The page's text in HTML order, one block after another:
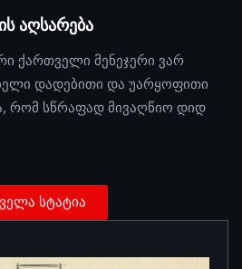
აღსარება
ქართველი მენეჯერი ვარ
დადებითი და უარყოფითი
რომ სწრაფად მივაღწიო დიდ
სტატია